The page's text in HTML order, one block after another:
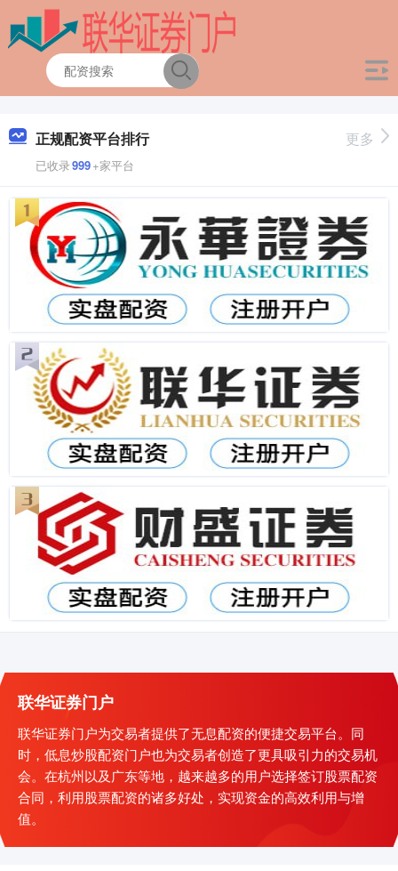
正规配资平台排行
已收录999+家平台
更多
联华证券门户
联华证券门户为交易者提供了无息配资的便捷交易平台。同
时，低息炒股配资门户也为交易者创造了更具吸引力的交易机
会。在杭州以及广东等地，越来越多的用户选择签订股票配资
合同，利用股票配资的诸多好处，实现资金的高效利用与增
值。